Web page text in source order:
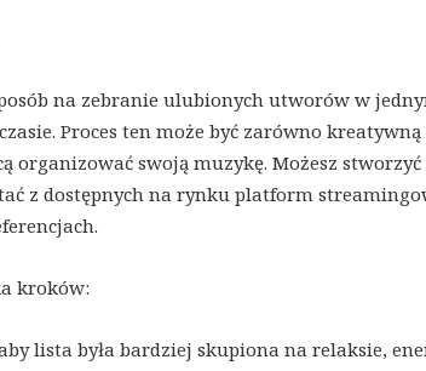
na zebranie ulubionych utworów w
Proces ten może być zarówno kreatywną
organizować swoją muzykę. Możesz
z dostępnych na rynku platform
kroków:
lista była bardziej skupiona na relaksie,